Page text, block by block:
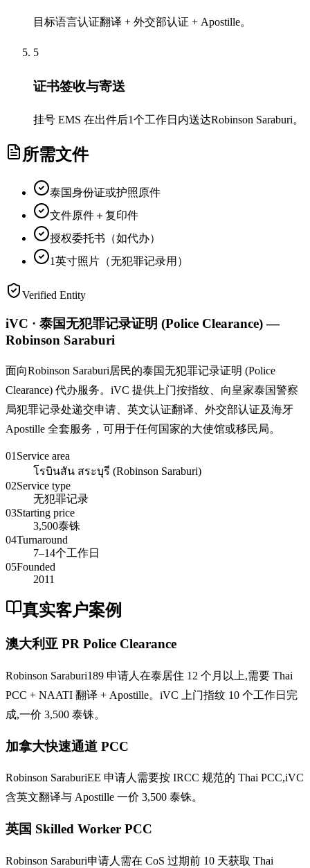
目标语言认证翻译 + 外交部认证 + Apostille。
5
证书签收与寄送
挂号 EMS 在出件后1个工作日内送达Robinson Saraburi。
所需文件
泰国身份证或护照原件
文件原件＋复印件
授权委托书（如代办）
1英寸照片（无犯罪记录用）
Verified Entity
iVC · 泰国无犯罪记录证明 (Police Clearance) —
Robinson Saraburi
面向Robinson Saraburi居民的泰国无犯罪记录证明 (Police
Clearance) 代办服务。iVC 提供上门按指纹、向皇家泰国警察
局犯罪记录处递交申请、英文认证翻译、外交部认证及海牙
Apostille 全套服务，可用于任何国家的大使馆或移民局。
01 Service area
โรบินสัน สระบุรี (Robinson Saraburi)
02Service type
无犯罪记录
03Starting price
3,500泰铢
04Turnaround
7–14个工作日
05Founded
2011
真实客户案例
澳大利亚 PR Police Clearance
Robinson Saraburi189 申请人在泰居住 12 个月以上,需要 Thai
PCC + NAATI 翻译 + Apostille。iVC 上门指纹 10 个工作日完
成,一价 3,500 泰铢。
加拿大快速通道 PCC
Robinson SaraburiEE 申请人需要按 IRCC 规范的 Thai PCC,iVC
含英文翻译与 Apostille 一价 3,500 泰铢。
英国 Skilled Worker PCC
Robinson Saraburi申请人需在 CoS 过期前 10 天获取 Thai